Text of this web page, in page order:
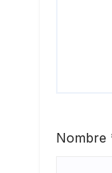
Nombre